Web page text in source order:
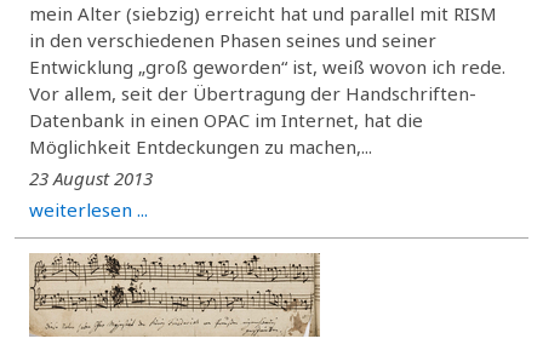
mein Alter (siebzig) erreicht hat und parallel mit RISM
in den verschiedenen Phasen seines und seiner
Entwicklung „groß geworden“ ist, weiß wovon ich rede.
Vor allem, seit der Übertragung der Handschriften-
Datenbank in einen OPAC im Internet, hat die
Möglichkeit Entdeckungen zu machen,...
23 August 2013
weiterlesen ...